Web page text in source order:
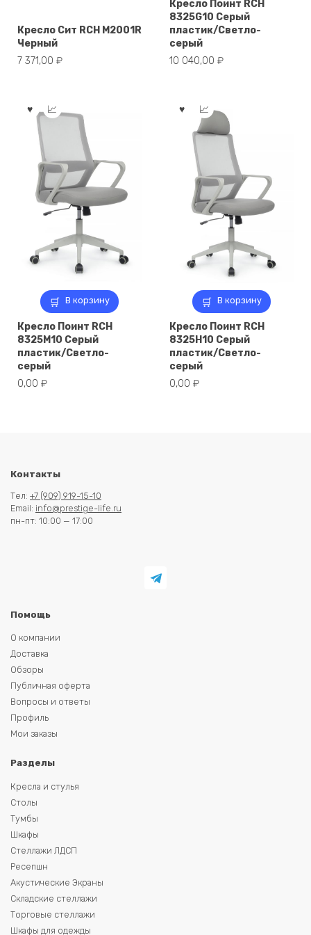
Кресло Сит RCH M2001R
Черный
7 371,00 ₽
Кресло Поинт RCH
8325G10 Серый
пластик/Светло-
серый
10 040,00 ₽
В корзину
Кресло Поинт RCH
8325M10 Серый
пластик/Светло-
серый
0,00 ₽
В корзину
Кресло Поинт RCH
8325H10 Серый
пластик/Светло-
серый
0,00 ₽
Контакты
Тел: +7 (909) 919-15-10
Email: info@prestige-life.ru
пн-пт: 10:00 — 17:00
Помощь
О компании
Доставка
Обзоры
Публичная оферта
Вопросы и ответы
Профиль
Мои заказы
Разделы
Кресла и стулья
Столы
Тумбы
Шкафы
Стеллажи ЛДСП
Ресепшн
Акустические Экраны
Складские стеллажи
Торговые стеллажи
Шкафы для одежды